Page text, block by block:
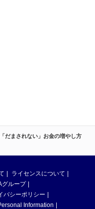
だまされない」お金の増やし方
ライセンスについて
グループ
バシーポリシー
Information